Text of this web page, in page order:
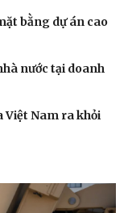
bằng dự án cao
nước tại doanh
Việt Nam ra khỏi